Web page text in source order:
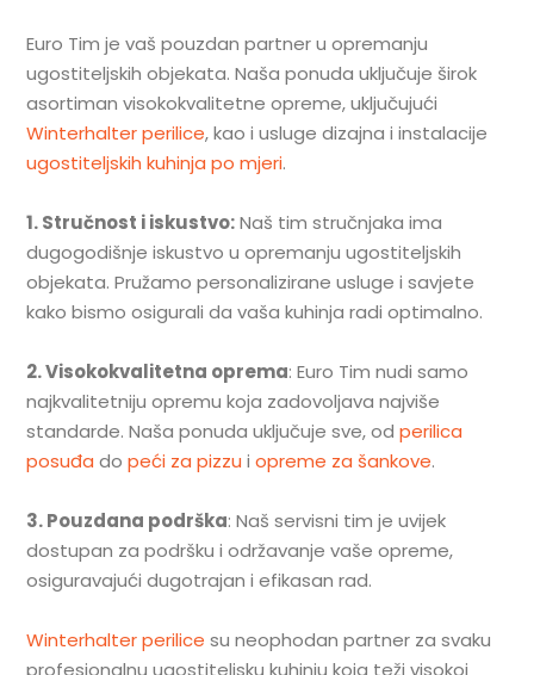
Euro Tim je vaš pouzdan partner u opremanju
ugostiteljskih objekata. Naša ponuda uključuje širok
asortiman visokokvalitetne opreme, uključujući
Winterhalter perilice, kao i usluge dizajna i instalacije
ugostiteljskih kuhinja po mjeri.
1. Stručnost i iskustvo:Naš tim stručnjaka ima
dugogodišnje iskustvo u opremanju ugostiteljskih
objekata. Pružamo personalizirane usluge i savjete
kako bismo osigurali da vaša kuhinja radi optimalno.
2. Visokokvalitetna oprema: Euro Tim nudi samo
najkvalitetniju opremu koja zadovoljava najviše
standarde. Naša ponuda uključuje sve, odperilica
posuđa dopeći za pizzu iopreme za šankove.
3. Pouzdana podrška: Naš servisni tim je uvijek
dostupan za podršku i održavanje vaše opreme,
osiguravajući dugotrajan i efikasan rad.
Winterhalter perilice su neophodan partner za svaku
profesionalnu ugostiteljsku kuhinju koja teži visokoj